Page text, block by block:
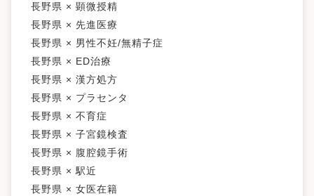
長野県 × 顕微授精
長野県 × 先進医療
長野県 × 男性不妊/無精子症
長野県 × ED治療
長野県 × 漢方処方
長野県 × プラセンタ
長野県 × 不育症
長野県 × 子宮鏡検査
長野県 × 腹腔鏡手術
長野県 × 駅近
長野県 × 女医在籍